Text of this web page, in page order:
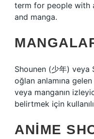
term for people with
and manga.
Shounen (少年) veya
oğlan anlamına
veya manganın
belirtmek için
ANIME